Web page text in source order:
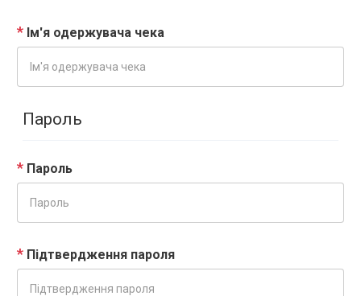
Ім'я одержувача чека
Пароль
Пароль
Підтвердження пароля